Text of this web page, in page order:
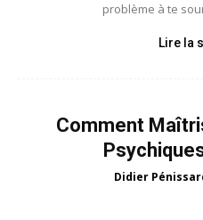
problème à te
Lire la
Comment
Didier